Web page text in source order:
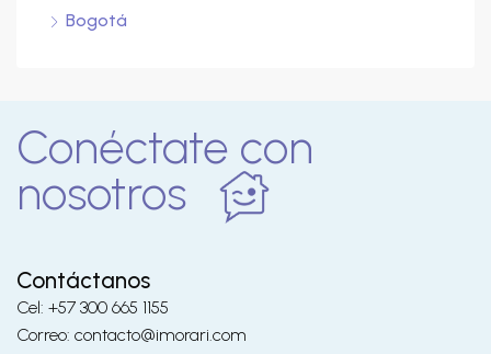
Bogotá
Conéctate con
nosotros
Contáctanos
Cel: +57 300 665 1155
Correo: contacto@imorari.com